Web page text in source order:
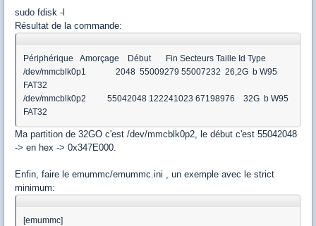
sudo fdisk -l
Résultat de la commande:
Périphérique Amorçage Début Fin Secteurs Taille Id Type
/dev/mmcblk0p1 2048 55009279 55007232 26,2G b W95
FAT32
/dev/mmcblk0p2 55042048 122241023 67198976 32G b W95
FAT32
Ma partition de 32GO c'est /dev/mmcblk0p2, le début c'est 55042048
-> en hex -> 0x347E000.
Enfin, faire le emummc/emummc.ini , un exemple avec le strict
minimum:
[emummc]